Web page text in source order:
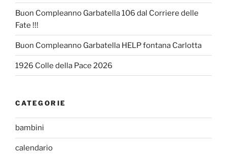
Buon Compleanno Garbatella 106 dal Corriere delle
Fate !!!
Buon Compleanno Garbatella HELP fontana Carlotta
1926 Colle della Pace 2026
CATEGORIE
bambini
calendario